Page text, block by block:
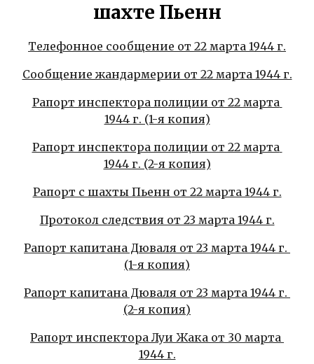
шахте Пьенн
Телефонное сообщение от 22 марта 1944 г.
Сообщение жандармерии от 22 марта 1944 г.
Рапорт инспектора полиции от 22 марта
1944 г. (1-я копия)
Рапорт инспектора полиции от 22 марта
1944 г. (2-я копия)
Рапорт с шахты Пьенн от 22 марта 1944 г.
Протокол следствия от 23 марта 1944 г.
Рапорт капитана Дюваля от 23 марта 1944 г.
(1-я копия)
Рапорт капитана Дюваля от 23 марта 1944 г.
(2-я копия)
Рапорт инспектора Луи Жака от 30 марта
1944 г.